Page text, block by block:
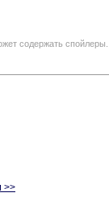
содержать
>>